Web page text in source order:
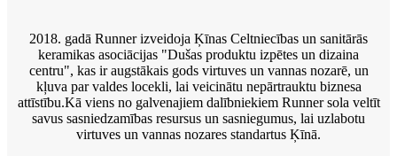
2018. gadā Runner izveidoja Ķīnas Celtniecības un sanitārās
keramikas asociācijas "Dušas produktu izpētes un dizaina
centru", kas ir augstākais gods virtuves un vannas nozarē, un
kļuva par valdes locekli, lai veicinātu nepārtrauktu biznesa
attīstību.Kā viens no galvenajiem dalībniekiem Runner sola veltīt
savus sasniedzamības resursus un sasniegumus, lai uzlabotu
virtuves un vannas nozares standartus Ķīnā.